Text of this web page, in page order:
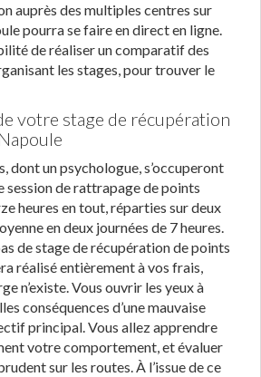
auprès des multiples centres sur
pourra se faire en direct en ligne.
de réaliser un comparatif des
les stages, pour trouver le
votre stage de récupération
dont un psychologue, s’occuperont
session de rattrapage de points
heures en tout, réparties sur deux
en deux journées de 7 heures.
de stage de récupération de points
réalisé entièrement à vos frais,
n’existe. Vous ouvrir les yeux à
conséquences d’une mauvaise
principal. Vous allez apprendre
votre comportement, et évaluer
sur les routes. À l’issue de ce